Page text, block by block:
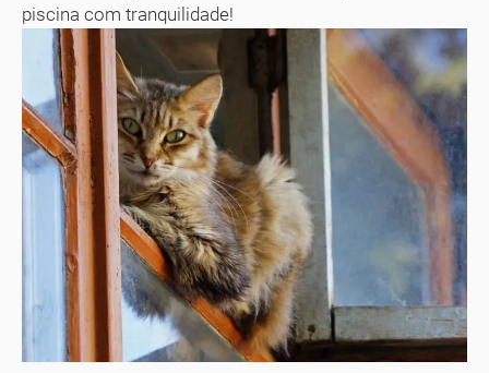
piscina com tranquilidade!